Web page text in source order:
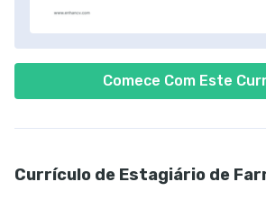
Comece Com Este
Currículo de Estagiário de